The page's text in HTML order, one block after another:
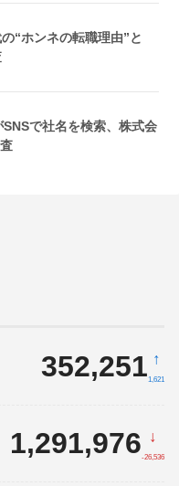
“ホンネの転職理由”と
で社名を検索、株式会
352,251 ↑
1,621
1,291,976 ↓
-26,536